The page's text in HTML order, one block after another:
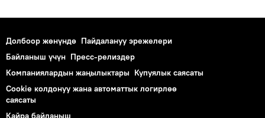
Долбоор жөнүндө Пайдалануу эрежелери
Байланыш үчүн Пресс-релиздер
Компаниялардын жаңылыктары Купуялык саясаты
Cookie колдонуу жана автоматтык логирлөө
саясаты
Кайра байланыш